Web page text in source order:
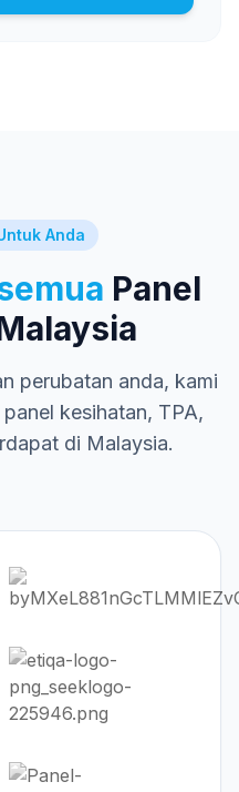
Anda
Panel
perubatan anda, kami
kesihatan, TPA,
di Malaysia.